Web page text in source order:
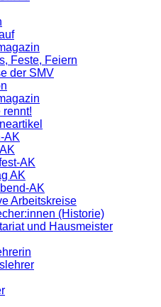
Feste, Feiern
der SMV
rennt!
AK
AK
AK
AK
Arbeitskreise
(Historie)
und Hausmeister